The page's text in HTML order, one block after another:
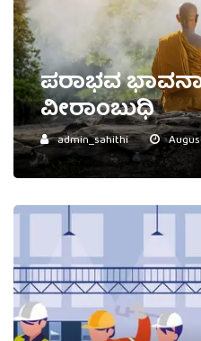
ಪರಾಭವ
ವೀರಾಂಬುಧಿ
admin_sahithi